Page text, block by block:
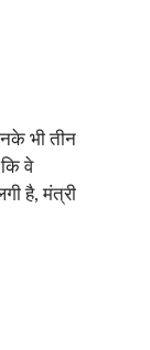
भी तीन
वे
है, मंत्री